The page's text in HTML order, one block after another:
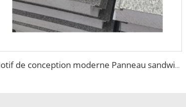
Motif de conception moderne Panneau sandwich mural extérieur Siding léger Isolation panneau sandwich Faux pierre mur extérieur